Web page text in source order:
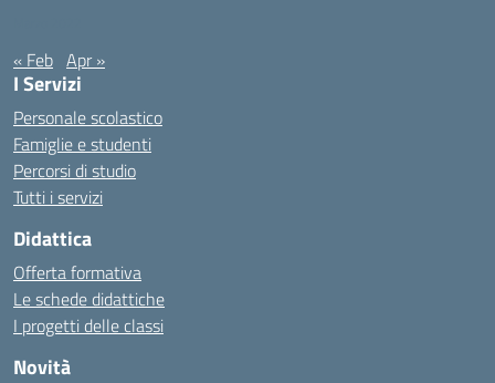
« Feb Apr »
I Servizi
Personale scolastico
Famiglie e studenti
Percorsi di studio
Tutti i servizi
Didattica
Offerta formativa
Le schede didattiche
I progetti delle classi
Novità